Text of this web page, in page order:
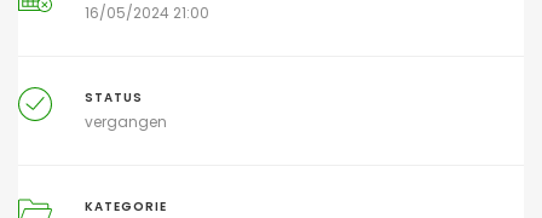
16/05/2024 21:00
STATUS
vergangen
KATEGORIE